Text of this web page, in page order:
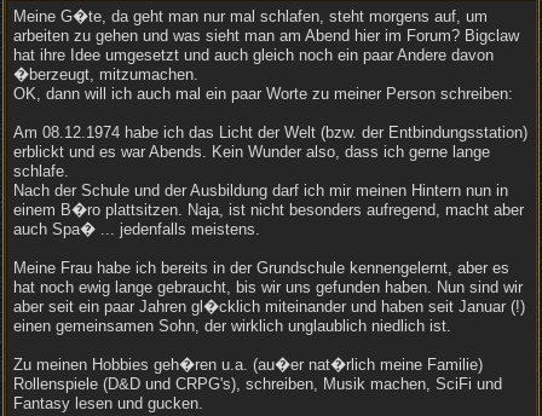
Meine G�te, da geht man nur mal schlafen, steht morgens auf, um
arbeiten zu gehen und was sieht man am Abend hier im Forum? Bigclaw
hat ihre Idee umgesetzt und auch gleich noch ein paar Andere davon
�berzeugt, mitzumachen.
OK, dann will ich auch mal ein paar Worte zu meiner Person schreiben:
Am 08.12.1974 habe ich das Licht der Welt (bzw. der Entbindungsstation)
erblickt und es war Abends. Kein Wunder also, dass ich gerne lange
schlafe.
Nach der Schule und der Ausbildung darf ich mir meinen Hintern nun in
einem B�ro plattsitzen. Naja, ist nicht besonders aufregend, macht aber
auch Spa� ... jedenfalls meistens.
Meine Frau habe ich bereits in der Grundschule kennengelernt, aber es
hat noch ewig lange gebraucht, bis wir uns gefunden haben. Nun sind wir
aber seit ein paar Jahren gl�cklich miteinander und haben seit Januar (!)
einen gemeinsamen Sohn, der wirklich unglaublich niedlich ist.
Zu meinen Hobbies geh�ren u.a. (au�er nat�rlich meine Familie)
Rollenspiele (D&D und CRPG's), schreiben, Musik machen, SciFi und
Fantasy lesen und gucken.